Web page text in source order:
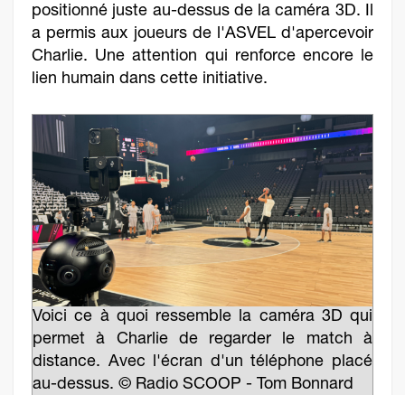
positionné juste au-dessus de la caméra 3D. Il
a permis aux joueurs de l'ASVEL d'apercevoir
Charlie. Une attention qui renforce encore le
lien humain dans cette initiative.
Voici ce à quoi ressemble la caméra 3D qui
permet à Charlie de regarder le match à
distance. Avec l'écran d'un téléphone placé
au-dessus. © Radio SCOOP - Tom Bonnard